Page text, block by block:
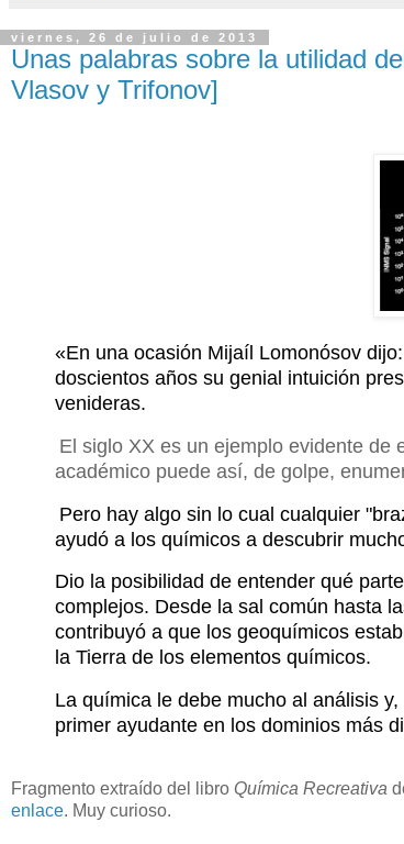
viernes, 26 de julio de 2013
Unas palabras sobre la utilidad
Vlasov y Trifonov]
«En una ocasión Mijaíl Lomonósov
doscientos años su genial intuición
venideras.
El siglo XX es un ejemplo evidente de
académico puede así, de golpe,
Pero hay algo sin lo cual cualquier
ayudó a los químicos a descubrir
Dio la posibilidad de entender qué
complejos. Desde la sal común hasta
contribuyó a que los geoquímicos
la Tierra de los elementos químicos.
La química le debe mucho al análisis
primer ayudante en los dominios más
Fragmento extraído del libro Química Recreativa
enlace. Muy curioso.